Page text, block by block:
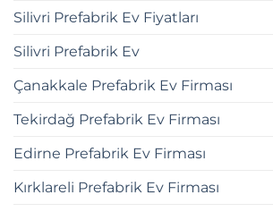
Silivri Prefabrik Ev Fiyatları
Silivri Prefabrik Ev
Çanakkale Prefabrik Ev Firması
Tekirdağ Prefabrik Ev Firması
Edirne Prefabrik Ev Firması
Kırklareli Prefabrik Ev Firması